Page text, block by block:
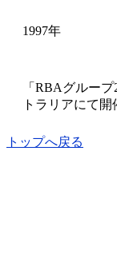
1997年
「RBAグルー
トラリアにて開
トップへ戻る